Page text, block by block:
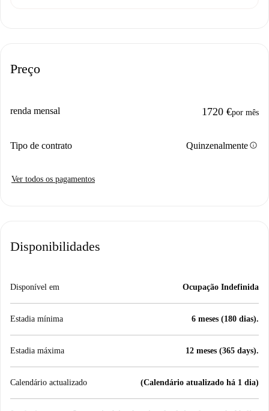
Preço
renda mensal 1720 €por mês
Tipo de contrato Quinzenalmenteinfo
Ver todos os pagamentos
Disponibilidades
Disponível em Ocupação Indefinida
Estadia mínima 6 meses (180 dias).
Estadia máxima 12 meses (365 days).
Calendário actualizado (Calendário atualizado há 1 dia)